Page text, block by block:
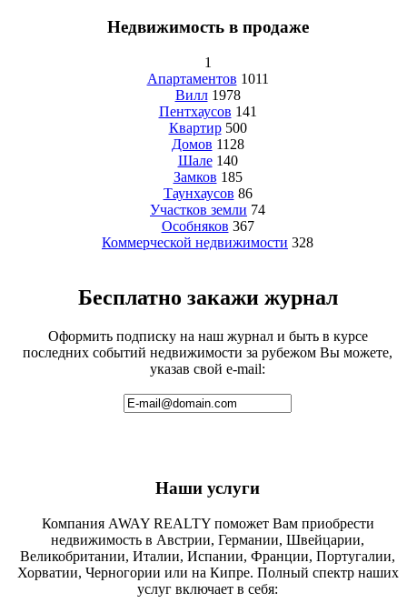
Недвижимость в продаже
1
Апартаментов 1011
Вилл 1978
Пентхаусов 141
Квартир 500
Домов 1128
Шале 140
Замков 185
Таунхаусов 86
Участков земли 74
Особняков 367
Коммерческой недвижимости 328
Бесплатно закажи журнал
Оформить подписку на наш журнал и быть в курсе
последних событий недвижимости за рубежом Вы можете,
указав свой e-mail:
Наши услуги
Компания AWAY REALTY поможет Вам приобрести
недвижимость в Австрии, Германии, Швейцарии,
Великобритании, Италии, Испании, Франции, Португалии,
Хорватии, Черногории или на Кипре. Полный спектр наших
услуг включает в себя: